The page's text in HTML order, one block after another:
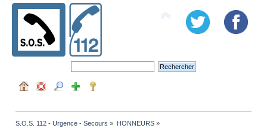
S.O.S. 112 - Urgence - Secours » HONNEURS»